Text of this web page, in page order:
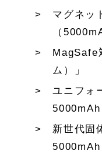
マグネッ
（
MagSafe
ム）」
ユニフォ
5000mAh
新世代固
5000mAh